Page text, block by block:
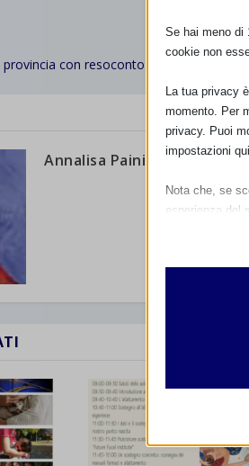
provincia con resoconto
Annalisa Paini
Se hai meno di
cookie non
La tua privacy
momento. Per
privacy. Puoi
impostazioni
Nota che, se
esperienza del
I cookie di
informazioni
Altri servizi